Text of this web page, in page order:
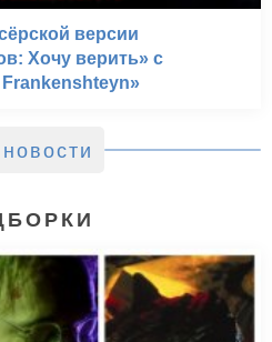
версии
Хочу верить» с